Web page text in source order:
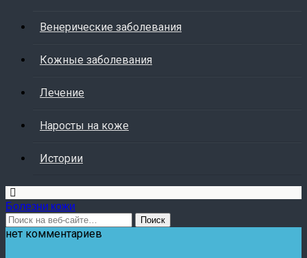
Венерические заболевания
Кожные заболевания
Лечение
Наросты на коже
Истории
Болезни кожи
нет комментариев